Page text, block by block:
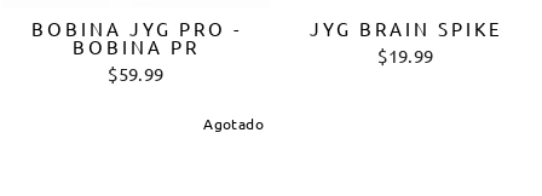
BOBINA JYG PRO -
BOBINA PR
$59.99
JYG BRAIN SPIKE
$19.99
Agotado